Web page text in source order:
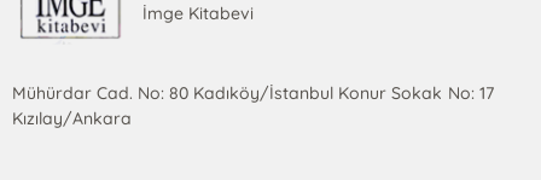
İmge Kitabevi
Mühürdar Cad. No: 80 Kadıköy/İstanbul Konur Sokak No: 17
Kızılay/Ankara